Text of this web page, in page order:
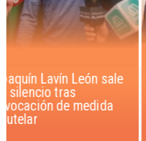
Chile y Venezuela
formalizan reinicio de
relaciones consulares